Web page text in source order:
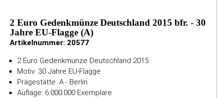
2 Euro Gedenkmünze Deutschland 2015 bfr. - 30
Jahre EU-Flagge (A)
Artikelnummer: 20577
2 Euro Gedenkmünze Deutschland 2015
Motiv: 30 Jahre EU-Flagge
Prägestätte: A - Berlin
Auflage: 6.000.000 Exemplare